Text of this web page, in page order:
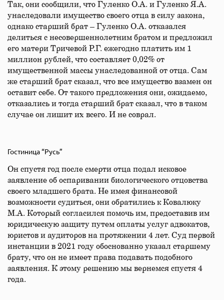
Так, они сообщили, что Гуленко О.А. и Гуленко Я.А.
унаследовали имущество своего отца в силу закона,
однако старший брат – Гуленко О.А. отказался
делиться с несовершеннолетним братом и предложил
его матери Тричевой Р.Г. ежегодно платить им 1
миллион рублей, что составляет 0,02% от
имущественной массы унаследованной от отца. Сам
же старший брат сказал, что все имущество взамен он
оставит себе. От такого предложения они, ожидаемо,
отказались и тогда старший брат сказал, что в таком
случае он лишит их всего. И не соврал.
Гостиница “Русь”
Он спустя год после смерти отца подал исковое
заявление об оспаривании биологического отцовства
своего младшего брата. Не имея финансовой
возможности судиться, они обратились к Ковалюку
М.А. Который согласился помочь им, предоставив им
юридическую защиту путем оплаты услуг адвокатов,
юристов и аудиторов на протяжении 4 лет. Суд первой
инстанции в 2021 году обоснованно указал старшему
брату, что он не имеет права подавать подобного
заявления. К этому решению мы вернемся спустя 4
года.